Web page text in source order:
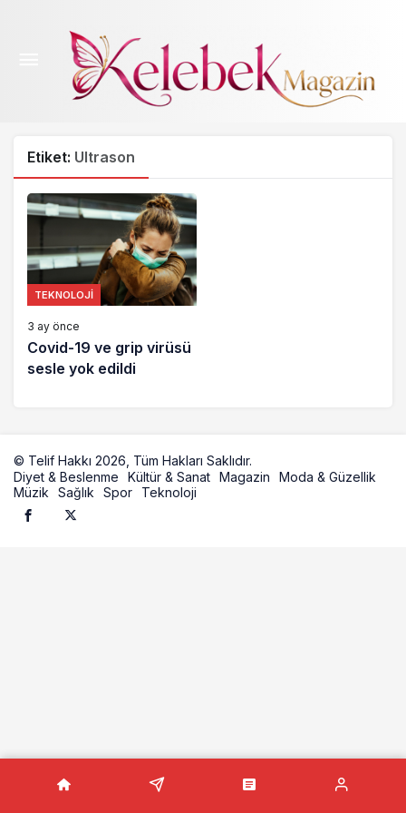
Etiket: Ultrason
TEKNOLOJI
3 ay önce
Covid-19 ve grip virüsü
sesle yok edildi
© Telif Hakkı 2026, Tüm Hakları Saklıdır.
Diyet & Beslenme
Kültür & Sanat Magazin
Moda & Güzellik
Müzik
Sağlık Spor Teknoloji